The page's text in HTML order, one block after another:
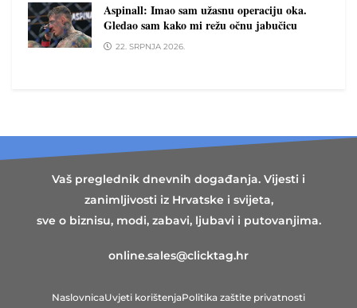
Aspinall: Imao sam užasnu operaciju oka.
Gledao sam kako mi režu očnu jabučicu
22. SRPNJA 2026.
Vaš preglednik dnevnih događanja. Vijesti i
zanimljivosti iz Hrvatske i svijeta,
sve o biznisu, modi, zabavi, ljubavi i putovanjima.
online.sales@clicktag.hr
NaslovnicaUvjeti korištenjaPolitika zaštite privatnosti